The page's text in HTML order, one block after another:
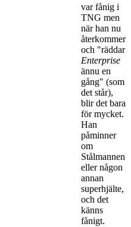
var fånig i
TNG men
när han nu
återkommer
och "räddar
Enterprise
ännu en
gång" (som
det står),
blir det bara
för mycket.
Han
påminner
om
Stålmannen
eller någon
annan
superhjälte,
och det
känns
fånigt.